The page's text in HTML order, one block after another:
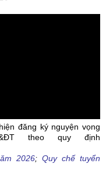
đăng ký nguyện vọng
theo quy định
2026; Quy chế tuyển